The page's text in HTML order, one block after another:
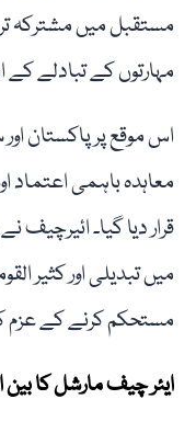
مستقبل میں مشترکہ
مہارتوں کے تبادلے کے
اس موقع پر پاکستان
معاہدہ باہمی اعتماد
قرار دیا گیا۔
میں تبدیلی اور کثیر
مستحکم کرنے کے عزم
ایئر چیف مارشل کا بین